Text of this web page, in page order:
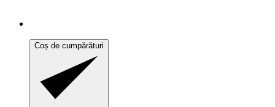
Coș de cumpărături